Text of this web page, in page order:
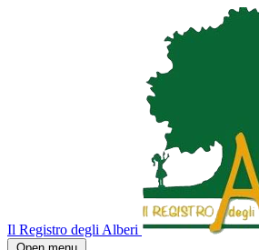
Il Registro degli Alberi